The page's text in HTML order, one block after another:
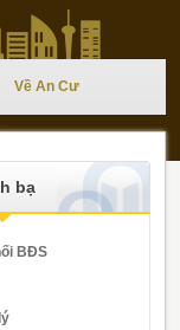
Về An Cư
bạ
BĐS